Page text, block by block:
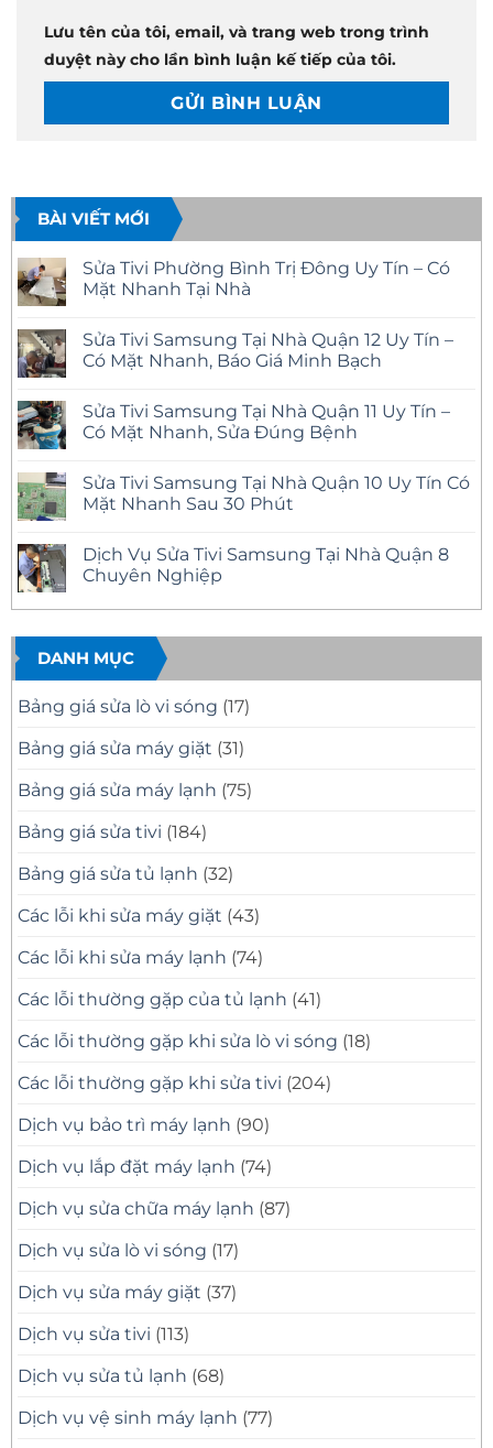
Lưu tên của tôi, email, và trang web trong trình
duyệt này cho lần bình luận kế tiếp của tôi.
BÀI VIẾT MỚI
Sửa Tivi Phường Bình Trị Đông Uy Tín – Có
Mặt Nhanh Tại Nhà
bình
luận
ở
Phường
Bình
Trị
Tín
–
Có
Tại
Nhà
Sửa Tivi Samsung Tại Nhà Quận 12 Uy Tín –
Có Mặt Nhanh, Báo Giá Minh Bạch
bình
luận
ở
Samsung
Tại
Nhà
Uy
Tín
–
Mặt
Báo
Giá
Minh
Bạch
Sửa Tivi Samsung Tại Nhà Quận 11 Uy Tín –
Có Mặt Nhanh, Sửa Đúng Bệnh
bình
luận
ở
Samsung
Tại
Nhà
11
Tín
–
Có
Mặt
Nhanh,
Sửa
Bệnh
Sửa Tivi Samsung Tại Nhà Quận 10 Uy Tín Có
Mặt Nhanh Sau 30 Phút
bình
luận
ở
Tivi
Tại
Nhà
Quận
10
Uy
Tín
Mặt
Nhanh
30
Phút
Dịch Vụ Sửa Tivi Samsung Tại Nhà Quận 8
Chuyên Nghiệp
có
luận
ở
Dịch
Vụ
Sửa
Tivi
Tại
Nhà
8
Chuyên
DANH MỤC
Bảng giá sửa lò vi sóng (17)
Bảng giá sửa máy giặt (31)
Bảng giá sửa máy lạnh (75)
Bảng giá sửa tivi (184)
Bảng giá sửa tủ lạnh (32)
Các lỗi khi sửa máy giặt (43)
Các lỗi khi sửa máy lạnh (74)
Các lỗi thường gặp của tủ lạnh (41)
Các lỗi thường gặp khi sửa lò vi sóng (18)
Các lỗi thường gặp khi sửa tivi (204)
Dịch vụ bảo trì máy lạnh (90)
Dịch vụ lắp đặt máy lạnh (74)
Dịch vụ sửa chữa máy lạnh (87)
Dịch vụ sửa lò vi sóng (17)
Dịch vụ sửa máy giặt (37)
Dịch vụ sửa tivi (113)
Dịch vụ sửa tủ lạnh (68)
Dịch vụ vệ sinh máy lạnh (77)